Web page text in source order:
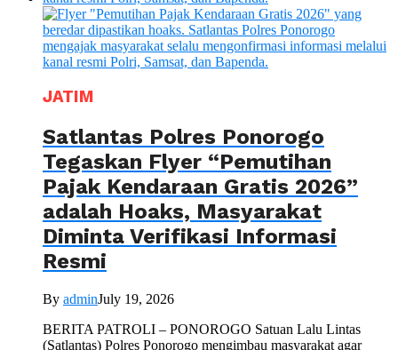
JATIM
Satlantas Polres Ponorogo
Tegaskan Flyer “Pemutihan
Pajak Kendaraan Gratis 2026”
adalah Hoaks, Masyarakat
Diminta Verifikasi Informasi
Resmi
By adminJuly 19, 2026
BERITA PATROLI – PONOROGO Satuan Lalu Lintas
(Satlantas) Polres Ponorogo mengimbau masyarakat agar